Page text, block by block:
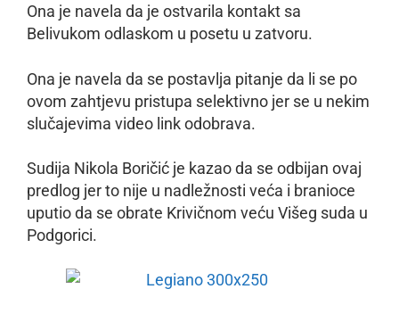
Ona je navela da je ostvarila kontakt sa
Belivukom odlaskom u posetu u zatvoru.
Ona je navela da se postavlja pitanje da li se po
ovom zahtjevu pristupa selektivno jer se u nekim
slučajevima video link odobrava.
Sudija Nikola Boričić je kazao da se odbijan ovaj
predlog jer to nije u nadležnosti veća i branioce
uputio da se obrate Krivičnom veću Višeg suda u
Podgorici.